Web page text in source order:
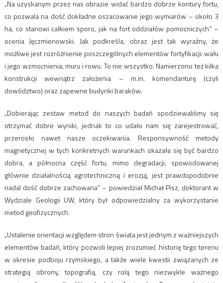
„Na uzyskanym przez nas obrazie widać bardzo dobrze kontury fortu,
co pozwala na dość dokładne oszacowanie jego wymiarów – około 3
ha, co stanowi całkiem sporo, jak na fort oddziałów pomocniczych” –
ocenia Jęczmienowski. Jak podkreśla, obraz jest tak wyraźny, że
możliwe jest rozróżnienie poszczególnych elementów fortyfikacji: wału
i jego wzmocnienia, muru i rowu. To nie wszystko. Namierzono też kilka
konstrukcji wewnątrz założenia – m.in. komendanturę (czyli
dowództwo) oraz zapewne budynki baraków.
„Dobierając zestaw metod do naszych badań spodziewaliśmy się
otrzymać dobre wyniki, jednak to co udało nam się zarejestrować,
przerosło nawet nasze oczekiwania. Responsywność metody
magnetycznej w tych konkretnych warunkach okazała się być bardzo
dobra, a północna część fortu, mimo degradacji, spowodowanej
głównie działalnością agrotechniczną i erozją, jest prawdopodobnie
nadal dość dobrze zachowana” – powiedział Michał Pisz, doktorant w
Wydziale Geologii UW, który był odpowiedzialny za wykorzystanie
metod geofizycznych.
„Ustalenie orientacji względem stron świata jest jednym z ważniejszych
elementów badań, który pozwoli lepiej zrozumieć historię tego terenu
w okresie podboju rzymskiego, a także wiele kwestii związanych ze
strategią obrony, topografią, czy rolą tego niezwykle ważnego